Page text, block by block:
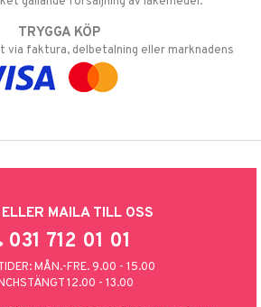
TRYGGA KÖP
via faktura, delbetalning eller marknadens
MAILA TILL OSS
031 712 01 01
MÅN.-FRE. 9.00 - 15.00
12.00 - 13.00